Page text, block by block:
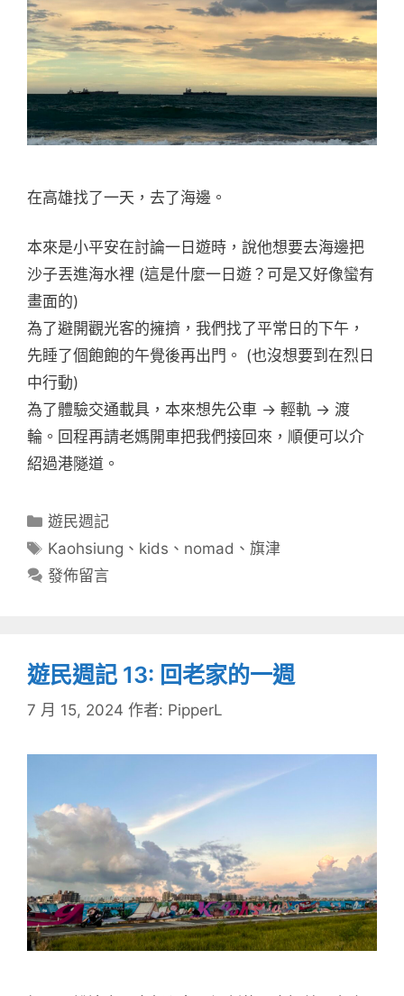
在高雄找了一天，去了海邊。
本來是小平安在討論一日遊時，說他想要去海邊把
沙子丟進海水裡 (這是什麼一日遊？可是又好像蠻有
畫面的)
為了避開觀光客的擁擠，我們找了平常日的下午，
先睡了個飽飽的午覺後再出門。 (也沒想要到在烈日
中行動)
為了體驗交通載具，本來想先公車 -> 輕軌 -> 渡
輪。回程再請老媽開車把我們接回來，順便可以介
紹過港隧道。
分
類
遊民週記
標
籤
Kaohsiung 、 kids 、 nomad 、旗津
發佈留言
遊民週記 13: 回老家的一週
7 月 15, 2024 作者: PipperL